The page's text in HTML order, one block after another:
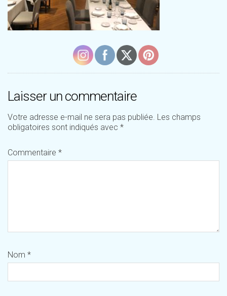
Laisser un commentaire
Votre adresse e-mail ne sera pas publiée. Les champs
obligatoires sont indiqués avec *
Commentaire *
Nom *